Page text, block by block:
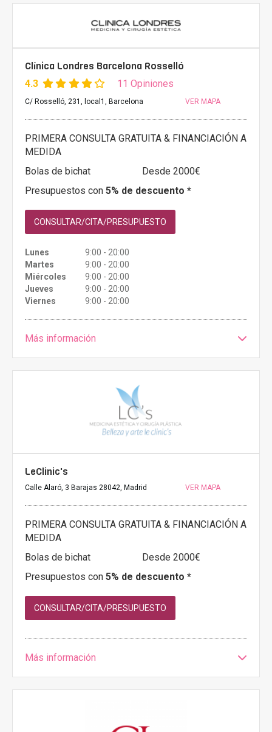
Clínica Londres Barcelona Rosselló
4.3 11 Opiniones
C/ Rosselló, 231, local1, Barcelona VER MAPA
PRIMERA CONSULTA GRATUITA & FINANCIACIÓN A
MEDIDA
Bolas de bichat
Desde 2000€
Presupuestos con 5% de descuento *
CONSULTAR/CITA/PRESUPUESTO
Lunes
9:00 - 20:00
Martes
9:00 - 20:00
Miércoles
9:00 - 20:00
Jueves
9:00 - 20:00
Viernes
9:00 - 20:00
Más información
LeClinic's
Calle Alaró, 3 Barajas 28042, Madrid VER MAPA
PRIMERA CONSULTA GRATUITA & FINANCIACIÓN A
MEDIDA
Bolas de bichat
Desde 2000€
Presupuestos con 5% de descuento *
CONSULTAR/CITA/PRESUPUESTO
Más información